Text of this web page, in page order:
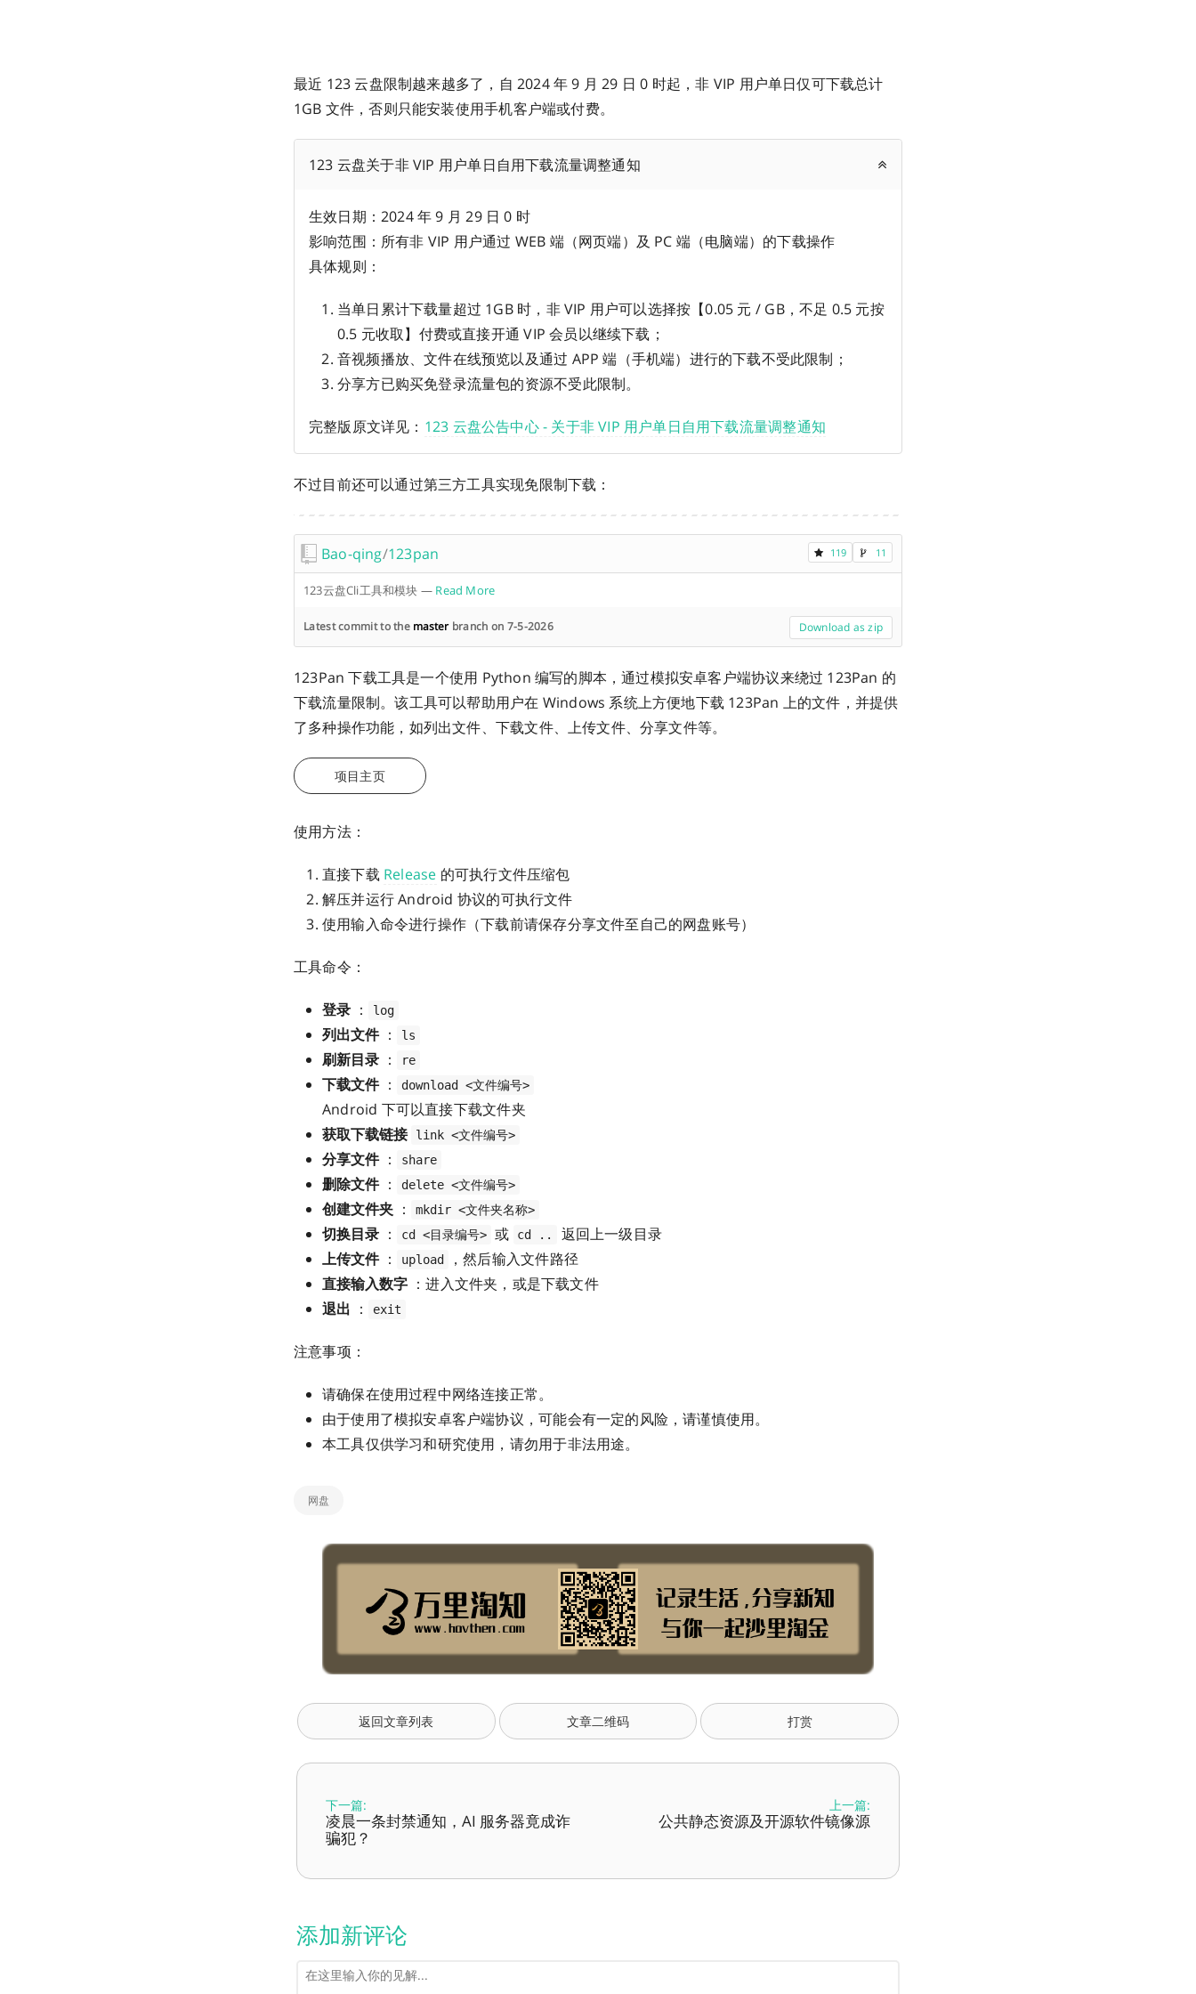
最近 123 云盘限制越来越多了，自 2024 年 9 月 29 日 0 时起，非 VIP 用户单日仅可下载总计
1GB 文件，否则只能安装使用手机客户端或付费。
123 云盘关于非 VIP 用户单日自用下载流量调整通知
生效日期：2024 年 9 月 29 日 0 时
影响范围：所有非 VIP 用户通过 WEB 端（网页端）及 PC 端（电脑端）的下载操作
具体规则：
当单日累计下载量超过 1GB 时，非 VIP 用户可以选择按【0.05 元 / GB，不足 0.5 元按
0.5 元收取】付费或直接开通 VIP 会员以继续下载；
音视频播放、文件在线预览以及通过 APP 端（手机端）进行的下载不受此限制；
分享方已购买免登录流量包的资源不受此限制。
完整版原文详见： 123 云盘公告中心 - 关于非 VIP 用户单日自用下载流量调整通知
不过目前还可以通过第三方工具实现免限制下载：
Bao-qing/123pan 119 11
123云盘Cli工具和模块 — Read More
Latest commit to the masterbranch on 7-5-2026 Download as zip
123Pan 下载工具是一个使用 Python 编写的脚本，通过模拟安卓客户端协议来绕过 123Pan 的
下载流量限制。该工具可以帮助用户在 Windows 系统上方便地下载 123Pan 上的文件，并提供
了多种操作功能，如列出文件、下载文件、上传文件、分享文件等。
项目主页
使用方法：
直接下载 Release 的可执行文件压缩包
解压并运行 Android 协议的可执行文件
使用输入命令进行操作（下载前请保存分享文件至自己的网盘账号）
工具命令：
登录 ： log
列出文件： ls
刷新目录 ： re
下载文件： download <文件编号>
Android 下可以直接下载文件夹
获取下载链接
link <文件编号>
分享文件： share
删除文件： delete <文件编号>
创建文件夹 ： mkdir <文件夹名称>
切换目录 ： cd <目录编号> 或 cd ..
返回上一级目录
上传文件： upload
，然后输入文件路径
直接输入数字 ：进入文件夹，或是下载文件
退出 ： exit
注意事项：
请确保在使用过程中网络连接正常。
由于使用了模拟安卓客户端协议，可能会有一定的风险，请谨慎使用。
本工具仅供学习和研究使用，请勿用于非法用途。
网盘
返回文章列表 文章二维码 打赏
下一篇:
凌晨一条封禁通知，AI 服务器竟成诈
骗犯？
上一篇:
公共静态资源及开源软件镜像源
添加新评论